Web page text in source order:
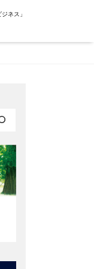
ネス」